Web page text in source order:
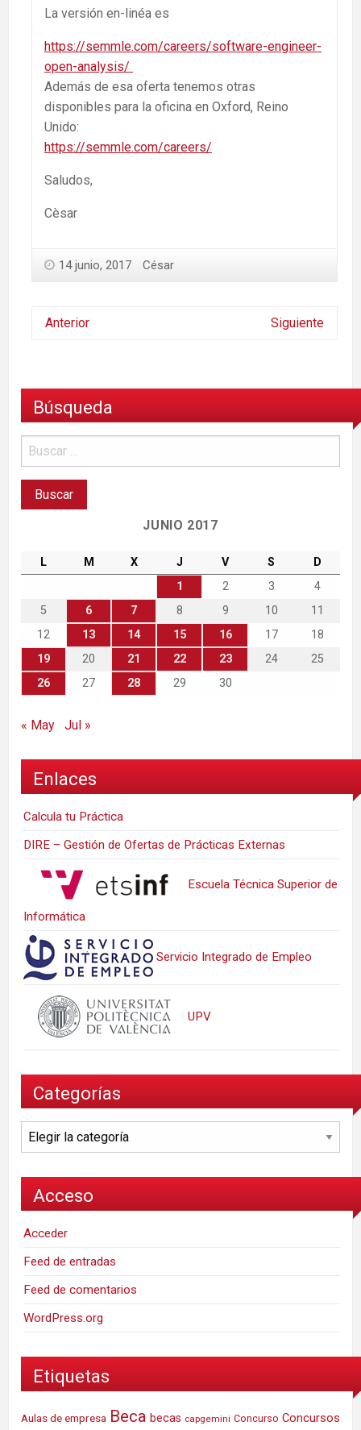
La versión en-linéa es
https://semmle.com/careers/software-engineer-
open-analysis/
Además de esa oferta tenemos otras
disponibles para la oficina en Oxford, Reino
Unido:
https://semmle.com/careers/
Saludos,
Cèsar
14 junio, 2017 César
Anterior Siguiente
Búsqueda
JUNIO 2017
L M X J V S
D
1
2 3
4
5
6 7 8 9 10
11
12
13 14 15 16 17
18
19
20 21 22 23 24
25
26
27 28 29 30
« May Jul »
Enlaces
Calcula tu Práctica
DIRE – Gestión de Ofertas de Prácticas Externas
Escuela Técnica Superior de
Informática
Servicio Integrado de Empleo
UPV
Categorías
Categorías
Acceso
Acceder
Feed de entradas
Feed de comentarios
WordPress.org
Etiquetas
Aulas de empresa Beca becas capgemini Concurso Concursos